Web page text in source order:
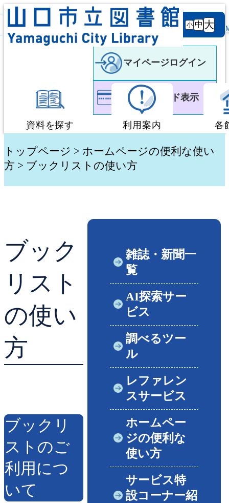
背景
白 黒
文字サ
イズ
小 中 大
マイページログイン
利用者カード表示
資料を探す
蔵書検索・予約
貸出ランキング
予約ランキング
利用案内
図書館利用案内
レファレンスサービ
好きなおはなしの絵
各
トップページ > ホームページの便利な使い
方 > ブックリストの使い方
ブック
リスト
の使い
方
ブックリ
ストのご
利用につ
いて
雑誌・新聞一
覧
AI探索サー
ビス
調べるツー
ル
レファレン
スサービス
ホームペー
ジの便利な
使い方
サービス特
設コーナー紹